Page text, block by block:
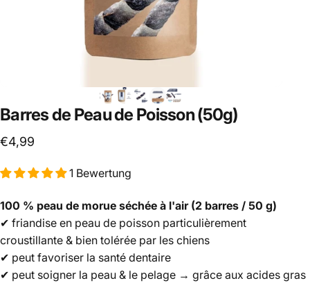
Barresde Peaude Poisson(50g)
€4,99
1 Bewertung
100 % peau de morue séchée à l'air (2 barres / 50 g)
✔ friandise en peau de poisson particulièrement
croustillante & bien tolérée par les chiens
✔ peut favoriser la santé dentaire
✔ peut soigner la peau & le pelage → grâce aux acides gras